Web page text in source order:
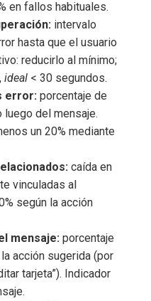
en fallos habituales.
intervalo
hasta que el usuario
reducirlo al mínimo;
ideal < 30 segundos.
error: porcentaje de
luego del mensaje.
un 20% mediante
caída en
vinculadas al
según la acción
mensaje: porcentaje
acción sugerida (por
tarjeta”). Indicador